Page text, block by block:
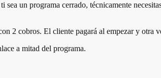
un programa cerrado, técnicamente
2 cobros. El cliente pagará al empezar y otra
a mitad del programa.